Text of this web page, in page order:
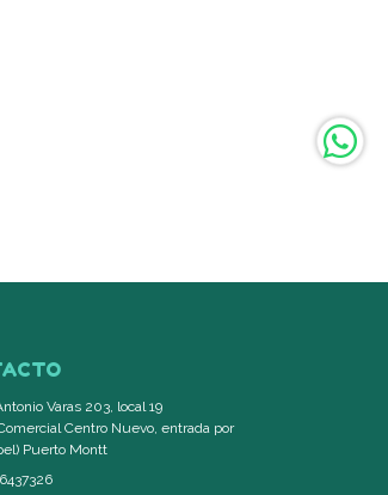
Varas 203, local 19
Centro Nuevo, entrada por
Puerto Montt